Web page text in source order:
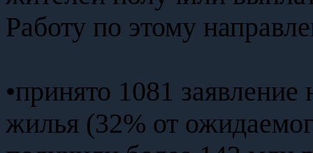
Работу по этому
•принято 1081
жилья (32% от